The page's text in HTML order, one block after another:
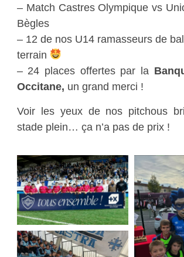
– Match Castres Olympique vs
Bègles
– 12 de nos U14 ramasseurs de
terrain
– 24 places offertes par la
Occitane, un grand merci !
Voir les yeux de nos pitchous
stade plein… ça n’a pas de prix !